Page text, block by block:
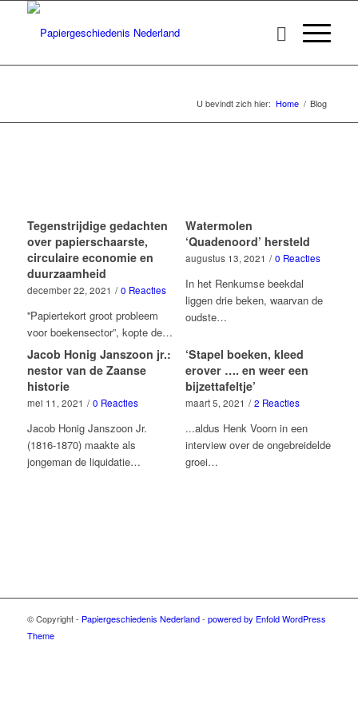
U bevindt zich hier: Home / Blog
Tegenstrijdige gedachten
over papierschaarste,
circulaire economie en
duurzaamheid
december 22, 2021 / 0 Reacties
''Papiertekort groot probleem
voor boekensector”, kopte de…
Watermolen
‘Quadenoord’ hersteld
augustus 13, 2021 / 0 Reacties
In het Renkumse beekdal
liggen drie beken, waarvan de
oudste…
Jacob Honig Janszoon jr.:
nestor van de Zaanse
historie
mei 11, 2021 / 0 Reacties
Jacob Honig Janszoon Jr.
(1816-1870) maakte als
jongeman de liquidatie…
‘Stapel boeken, kleed
erover …. en weer een
bijzettafeltje’
maart 5, 2021 / 2 Reacties
...aldus Henk Voorn in een
interview over de ongebreidelde
groei…
© Copyright - Papiergeschiedenis Nederland- powered by Enfold WordPress
Theme